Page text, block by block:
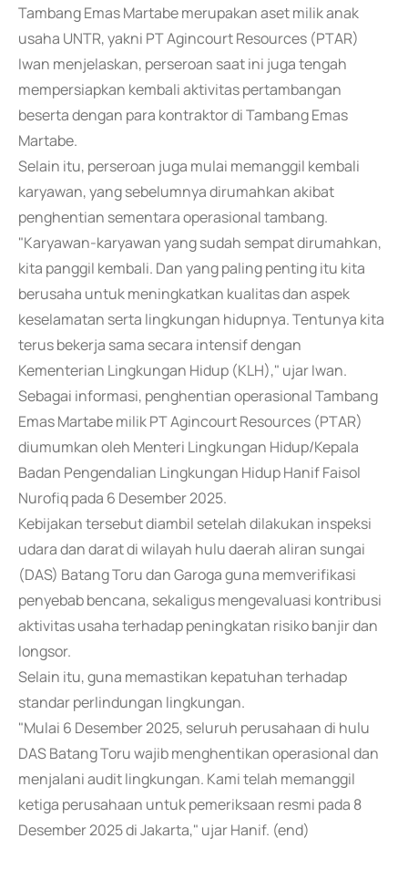
Tambang Emas Martabe merupakan aset milik anak
usaha UNTR, yakni PT Agincourt Resources (PTAR)
Iwan menjelaskan, perseroan saat ini juga tengah
mempersiapkan kembali aktivitas pertambangan
beserta dengan para kontraktor di Tambang Emas
Martabe.
Selain itu, perseroan juga mulai memanggil kembali
karyawan, yang sebelumnya dirumahkan akibat
penghentian sementara operasional tambang.
"Karyawan-karyawan yang sudah sempat dirumahkan,
kita panggil kembali. Dan yang paling penting itu kita
berusaha untuk meningkatkan kualitas dan aspek
keselamatan serta lingkungan hidupnya. Tentunya kita
terus bekerja sama secara intensif dengan
Kementerian Lingkungan Hidup (KLH)," ujar Iwan.
Sebagai informasi, penghentian operasional Tambang
Emas Martabe milik PT Agincourt Resources (PTAR)
diumumkan oleh Menteri Lingkungan Hidup/Kepala
Badan Pengendalian Lingkungan Hidup Hanif Faisol
Nurofiq pada 6 Desember 2025.
Kebijakan tersebut diambil setelah dilakukan inspeksi
udara dan darat di wilayah hulu daerah aliran sungai
(DAS) Batang Toru dan Garoga guna memverifikasi
penyebab bencana, sekaligus mengevaluasi kontribusi
aktivitas usaha terhadap peningkatan risiko banjir dan
longsor.
Selain itu, guna memastikan kepatuhan terhadap
standar perlindungan lingkungan.
"Mulai 6 Desember 2025, seluruh perusahaan di hulu
DAS Batang Toru wajib menghentikan operasional dan
menjalani audit lingkungan. Kami telah memanggil
ketiga perusahaan untuk pemeriksaan resmi pada 8
Desember 2025 di Jakarta," ujar Hanif. (end)